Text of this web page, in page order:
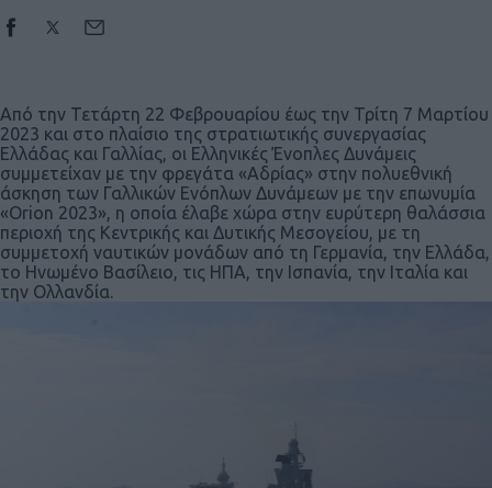
Από την Τετάρτη 22 Φεβρουαρίου έως την Τρίτη 7 Μαρτίου
2023 και στο πλαίσιο της στρατιωτικής συνεργασίας
Ελλάδας και Γαλλίας, οι Ελληνικές Ένοπλες Δυνάμεις
συμμετείχαν με την φρεγάτα «Αδρίας» στην πολυεθνική
άσκηση των Γαλλικών Ενόπλων Δυνάμεων με την επωνυμία
«Orion 2023», η οποία έλαβε χώρα στην ευρύτερη θαλάσσια
περιοχή της Κεντρικής και Δυτικής Μεσογείου, με τη
συμμετοχή ναυτικών μονάδων από τη Γερμανία, την Ελλάδα,
το Ηνωμένο Βασίλειο, τις ΗΠΑ, την Ισπανία, την Ιταλία και
την Ολλανδία.